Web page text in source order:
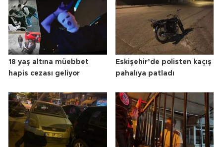
18 yaş altına müebbet
hapis cezası geliyor
Eskişehir’de polisten kaçış
pahalıya patladı